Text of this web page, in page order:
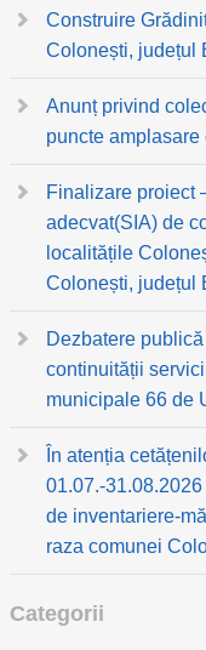
Construire
Colonești, județul
Anunț privind
puncte
Finalizare proiect
adecvat(SIA) de
localitățile
Colonești, județul
Dezbatere
continuității
municipale 66 de
În atenția
01.07.-
de inventariere-
raza comunei
Categorii